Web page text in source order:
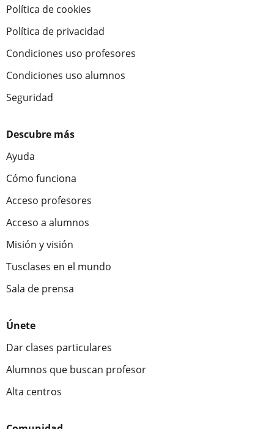
Política de cookies
Política de privacidad
Condiciones uso profesores
Condiciones uso alumnos
Seguridad
Descubre más
Ayuda
Cómo funciona
Acceso profesores
Acceso a alumnos
Misión y visión
Tusclases en el mundo
Sala de prensa
Únete
Dar clases particulares
Alumnos que buscan profesor
Alta centros